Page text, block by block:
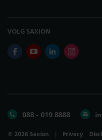
VOLG SAXION
facebookyoutubelinkedininstagram
088 - 019 8888
© 2026 Saxion Privacy